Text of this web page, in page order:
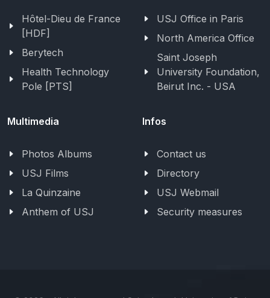
Hôtel-Dieu de France
[HDF]
Berytech
Health Technology
Pole [PTS]
USJ Office in Paris
North America Office
Saint Joseph
University Foundation,
Beirut Inc. - USA
Multimedia
Photos Albums
USJ Films
La Quinzaine
Anthem of USJ
Infos
Contact us
Directory
USJ Webmail
Security measures